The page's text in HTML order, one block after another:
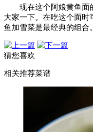
现在这个阿娘黄鱼面
大家一下。在吃这个面
鱼加雪菜是最经典的组合
猜您喜欢
相关推荐菜谱